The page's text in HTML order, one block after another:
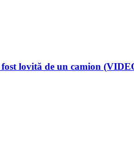
lovită de un camion